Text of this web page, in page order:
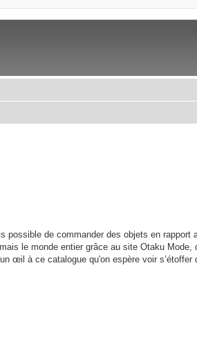
possible de commander des objets en rapport
le monde entier grâce au site Otaku Mode,
œil à ce catalogue qu'on espère voir s’étoffer